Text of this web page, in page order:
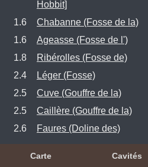
Hobbit]
1.6 Chabanne (Fosse de la)
1.6
Ageasse (Fosse de l')
1.8
Ribérolles (Fosse de)
2.4
Léger (Fosse)
2.5
Cuve (Gouffre de la)
2.5
Caillère (Gouffre de la)
2.6
Faures (Doline des)
Carte Cavités